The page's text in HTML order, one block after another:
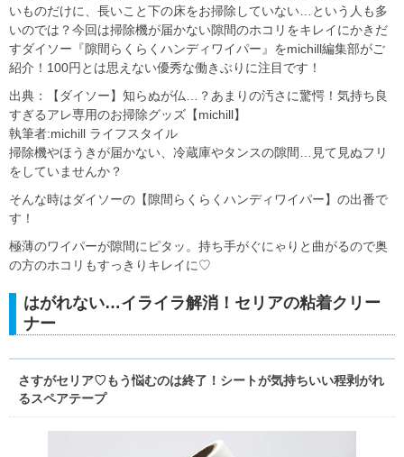
いものだけに、長いこと下の床をお掃除していない…という人も多
いのでは？今回は掃除機が届かない隙間のホコリをキレイにかきだ
すダイソー『隙間らくらくハンディワイパー』をmichill編集部がご
紹介！100円とは思えない優秀な働きぶりに注目です！
出典：【ダイソー】知らぬが仏…？あまりの汚さに驚愕！気持ち良
すぎるアレ専用のお掃除グッズ【michill】
執筆者:michill ライフスタイル
掃除機やほうきが届かない、冷蔵庫やタンスの隙間…見て見ぬフリ
をしていませんか？
そんな時はダイソーの【隙間らくらくハンディワイパー】の出番で
す！
極薄のワイパーが隙間にピタッ。持ち手がぐにゃりと曲がるので奥
の方のホコリもすっきりキレイに♡
はがれない…イライラ解消！セリアの粘着クリー
ナー
さすがセリア♡もう悩むのは終了！シートが気持ちいい程剥がれ
るスペアテープ